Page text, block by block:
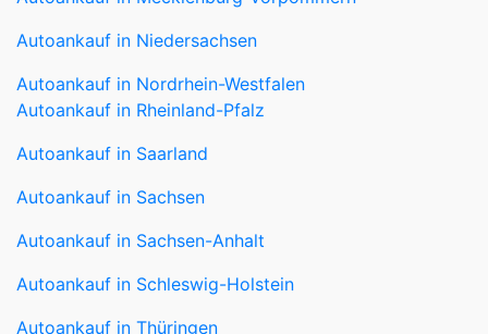
Autoankauf in Nordrhein-Westfalen
Autoankauf in Saarland
Autoankauf in Sachsen
Autoankauf in Sachsen-Anhalt
Autoankauf in Schleswig-Holstein
Autoankauf in Thüringen
Quick Links